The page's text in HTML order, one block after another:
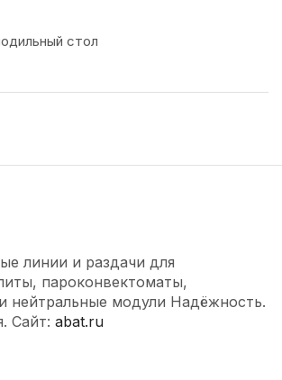
стол
линии и раздачи для
пароконвектоматы,
нейтральные модули Надёжность.
Сайт: abat.ru